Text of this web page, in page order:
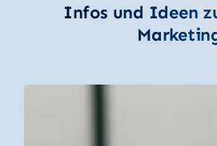
Infos und Ideen